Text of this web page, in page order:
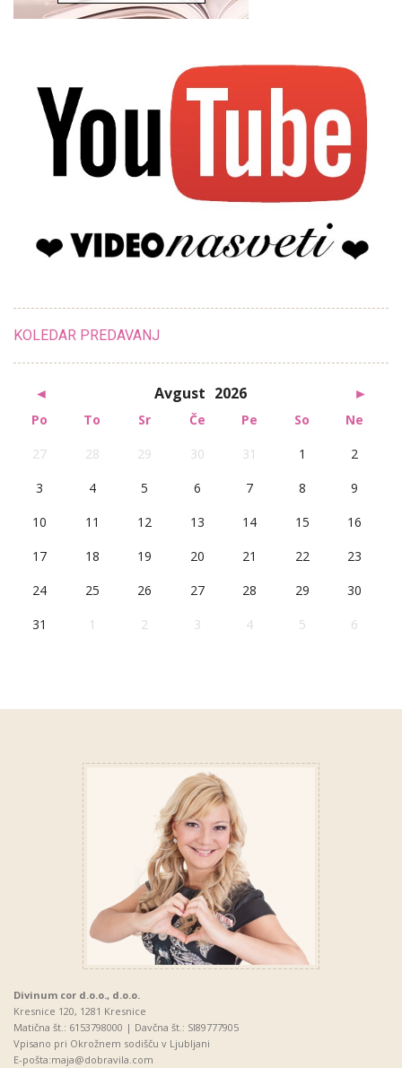
KOLEDAR PREDAVANJ
◄ Avgust 2026 ►
Po To Sr Če Pe So
Ne
27
28 29 30 31 1
2
3
4 5 6 7 8
9
10
11 12 13 14 15
16
17
18 19 20 21 22
23
24
25 26 27 28 29
30
31
1 2 3 4 5 6
Divinum cor d.o.o., d.o.o.
Kresnice 120, 1281 Kresnice
Matična št.: 6153798000 | Davčna št.: SI89777905
Vpisano pri Okrožnem sodišču v Ljubljani
E-pošta:maja@dobravila.com